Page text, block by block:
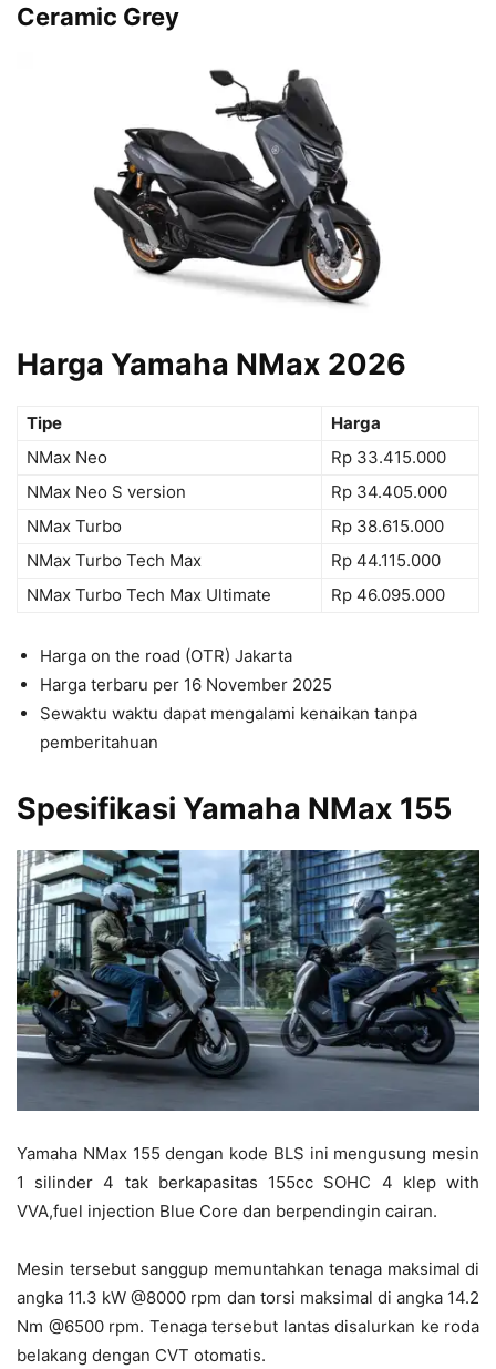
Ceramic Grey
Harga Yamaha NMax 2026
Tipe
Harga
NMax Neo
Rp 33.415.000
NMax Neo S version
Rp 34.405.000
NMax Turbo
Rp 38.615.000
NMax Turbo Tech Max
Rp 44.115.000
NMax Turbo Tech Max Ultimate
Rp 46.095.000
Harga on the road (OTR) Jakarta
Harga terbaru per 16 November 2025
Sewaktu waktu dapat mengalami kenaikan tanpa
pemberitahuan
Spesifikasi Yamaha NMax 155
Yamaha NMax 155 dengan kode BLS ini mengusung mesin
1 silinder 4 tak berkapasitas 155cc SOHC 4 klep with
VVA,fuel injection Blue Core dan berpendingin cairan.
Mesin tersebut sanggup memuntahkan tenaga maksimal di
angka 11.3 kW @8000 rpm dan torsi maksimal di angka 14.2
Nm @6500 rpm. Tenaga tersebut lantas disalurkan ke roda
belakang dengan CVT otomatis.